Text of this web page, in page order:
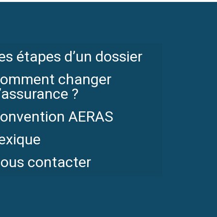
étapes d’un dossier
changer
?
AERAS
contacter